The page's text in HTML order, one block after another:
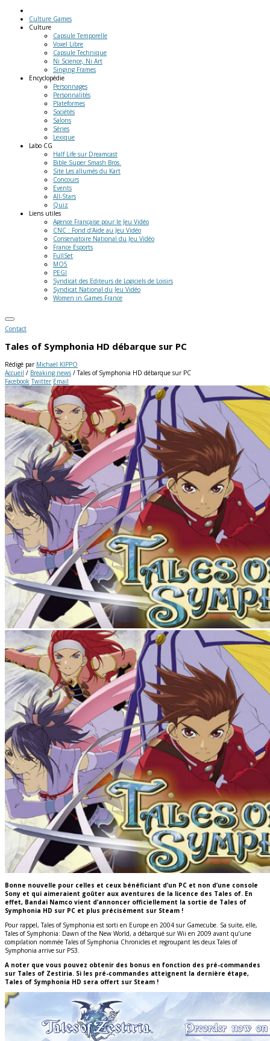
Culture Games
Culture
Capsule Temporelle
Voxel Libre
Capsule Technique
Ni Science, Ni Art
Singing Frames
Encyclopédie
Personnages
Personnalités
Plateformes
Sociétés
Salons
Séries
Lexique
Labo CG
Half Life sur Dreamcast
Bible Super Smash Bros.
Site Les allumés du Kart
Concours
Events
All-Stars
Quiz
Liens utiles
Agence Française pour le Jeu Vidéo
CNC : Fond d'Aide au Jeu Vidéo
Conservatoire National du Jeu Vidéo
France Esports
FullSet
MO5
PEGI
Syndicat des Editeurs de Logiciels de Loisirs
Syndicat National du Jeu Vidéo
Women in Games France
Contact
Tales of Symphonia HD débarque sur PC
Rédigé par Michaël KIPPO
Accueil / Breaking news / Tales of Symphonia HD débarque sur PC
Facebook Twitter Email
Bonne nouvelle pour celles et ceux bénéficiant d’un PC et non d’une console
Sony et qui aimeraient goûter aux aventures de la licence des Tales of. En
effet, Bandai Namco vient d’annoncer officiellement la sortie de Tales of
Symphonia HD sur PC et plus précisément sur Steam !
Pour rappel, Tales of Symphonia est sorti en Europe en 2004 sur Gamecube. Sa suite, elle,
Tales of Symphonia: Dawn of the New World, a débarqué sur Wii en 2009 avant qu’une
compilation nommée Tales of Symphonia Chronicles et regroupant les deux Tales of
Symphonia arrive sur PS3.
A noter que vous pouvez obtenir des bonus en fonction des pré-commandes
sur Tales of Zestiria. Si les pré-commandes atteignent la dernière étape,
Tales of Symphonia HD sera offert sur Steam !